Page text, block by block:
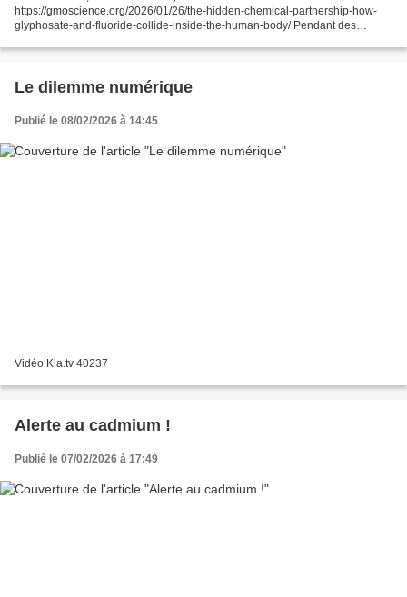
https://gmoscience.org/2026/01/26/the-hidden-chemical-partnership-how-
glyphosate-and-fluoride-collide-inside-the-human-body/ Pendant des
chimiques...
Le dilemme numérique
Publié le 08/02/2026 à 14:45
Vidéo Kla.tv 40237
Alerte au cadmium !
Publié le 07/02/2026 à 17:49